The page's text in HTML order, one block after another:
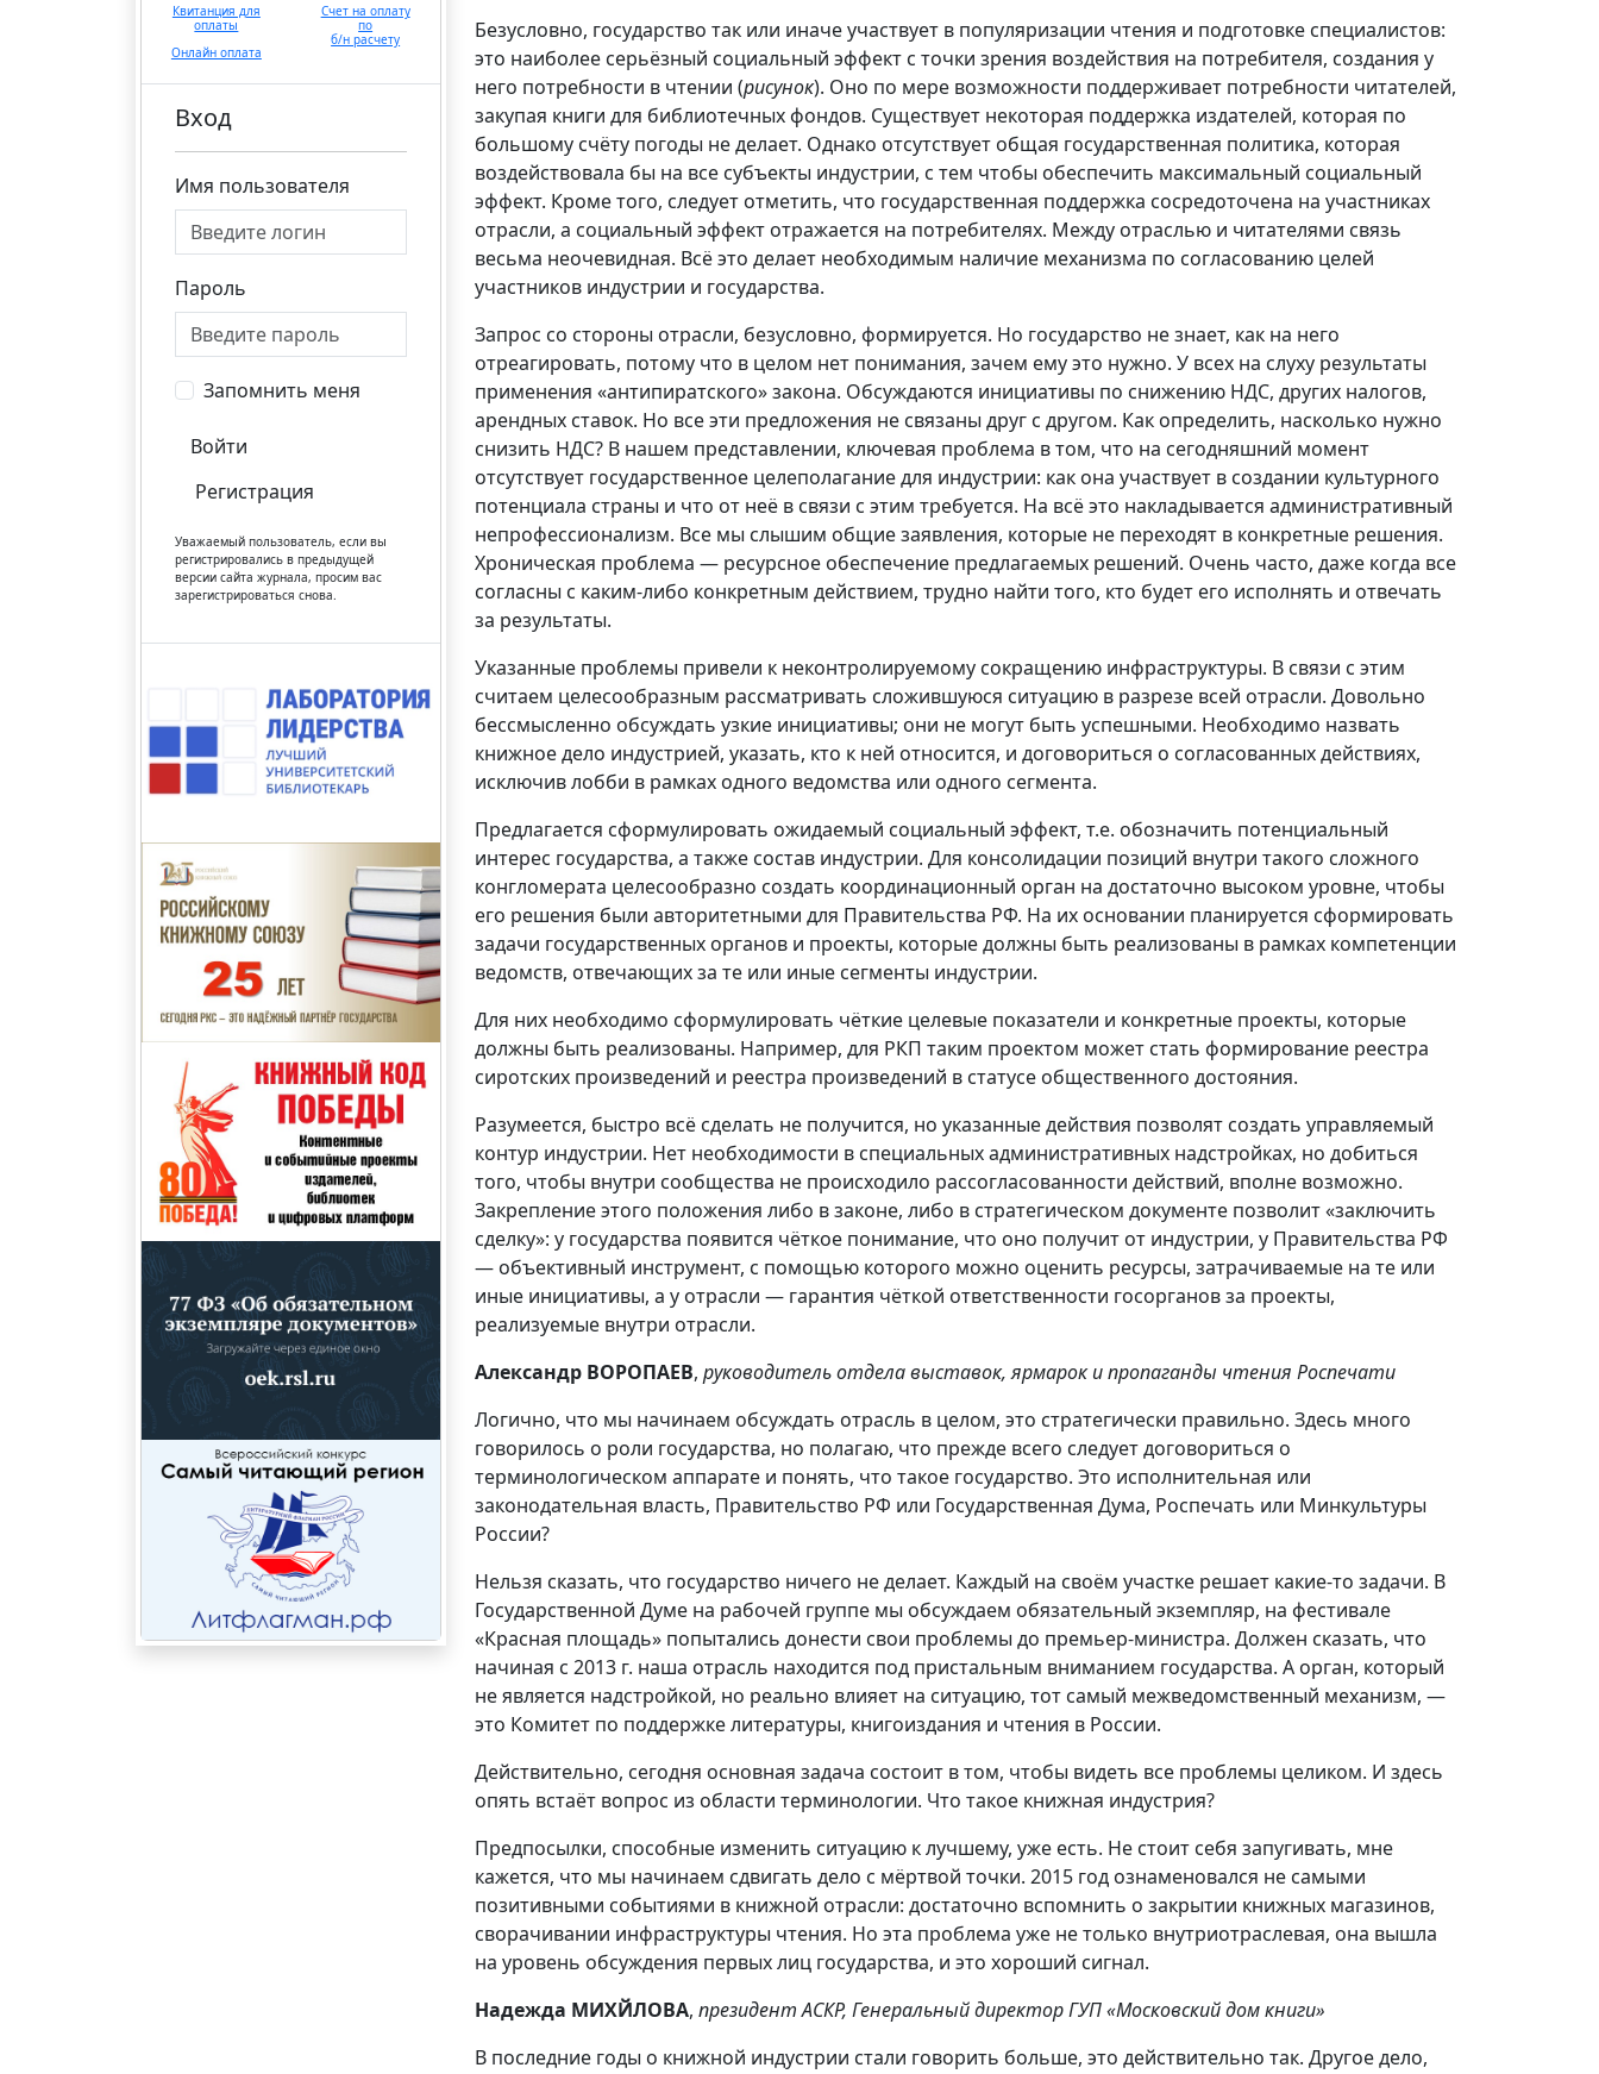
Квитанция для
оплаты
Онлайн оплата
Счет на оплату
по
б/н расчету
Вход
Имя пользователя
Пароль
Запомнить меня
Войти
Регистрация
Уважаемый пользователь, если вы
регистрировались в предыдущей
версии сайта журнала, просим вас
зарегистрироваться снова.
Безусловно, государство так или иначе участвует в популяризации чтения и подготовке специалистов:
это наиболее серьёзный социальный эффект с точки зрения воздействия на потребителя, создания у
него потребности в чтении (рисунок). Оно по мере возможности поддерживает потребности читателей,
закупая книги для библиотечных фондов. Существует некоторая поддержка издателей, которая по
большому счёту погоды не делает. Однако отсутствует общая государственная политика, которая
воздействовала бы на все субъекты индустрии, с тем чтобы обеспечить максимальный социальный
эффект. Кроме того, следует отметить, что государственная поддержка сосредоточена на участниках
отрасли, а социальный эффект отражается на потребителях. Между отраслью и читателями связь
весьма неочевидная. Всё это делает необходимым наличие механизма по согласованию целей
участников индустрии и государства.
Запрос со стороны отрасли, безусловно, формируется. Но государство не знает, как на него
отреагировать, потому что в целом нет понимания, зачем ему это нужно. У всех на слуху результаты
применения «антипиратского» закона. Обсуждаются инициативы по снижению НДС, других налогов,
арендных ставок. Но все эти предложения не связаны друг с другом. Как определить, насколько нужно
снизить НДС? В нашем представлении, ключевая проблема в том, что на сегодняшний момент
отсутствует государственное целеполагание для индустрии: как она участвует в создании культурного
потенциала страны и что от неё в связи с этим требуется. На всё это накладывается административный
непрофессионализм. Все мы слышим общие заявления, которые не переходят в конкретные решения.
Хроническая проблема — ресурсное обеспечение предлагаемых решений. Очень часто, даже когда все
согласны с каким-либо конкретным действием, трудно найти того, кто будет его исполнять и отвечать
за результаты.
Указанные проблемы привели к неконтролируемому сокращению инфраструктуры. В связи с этим
считаем целесообразным рассматривать сложившуюся ситуацию в разрезе всей отрасли. Довольно
бессмысленно обсуждать узкие инициативы; они не могут быть успешными. Необходимо назвать
книжное дело индустрией, указать, кто к ней относится, и договориться о согласованных действиях,
исключив лобби в рамках одного ведомства или одного сегмента.
Предлагается сформулировать ожидаемый социальный эффект, т.е. обозначить потенциальный
интерес государства, а также состав индустрии. Для консолидации позиций внутри такого сложного
конгломерата целесообразно создать координационный орган на достаточно высоком уровне, чтобы
его решения были авторитетными для Правительства РФ. На их основании планируется сформировать
задачи государственных органов и проекты, которые должны быть реализованы в рамках компетенции
ведомств, отвечающих за те или иные сегменты индустрии.
Для них необходимо сформулировать чёткие целевые показатели и конкретные проекты, которые
должны быть реализованы. Например, для РКП таким проектом может стать формирование реестра
сиротских произведений и реестра произведений в статусе общественного достояния.
Разумеется, быстро всё сделать не получится, но указанные действия позволят создать управляемый
контур индустрии. Нет необходимости в специальных административных надстройках, но добиться
того, чтобы внутри сообщества не происходило рассогласованности действий, вполне возможно.
Закрепление этого положения либо в законе, либо в стратегическом документе позволит «заключить
сделку»: у государства появится чёткое понимание, что оно получит от индустрии, у Правительства РФ
— объективный инструмент, с помощью которого можно оценить ресурсы, затрачиваемые на те или
иные инициативы, а у отрасли — гарантия чёткой ответственности госорганов за проекты,
реализуемые внутри отрасли.
Александр ВОРОПАЕВ, руководитель отдела выставок, ярмарок и пропаганды чтения Роспечати
Логично, что мы начинаем обсуждать отрасль в целом, это стратегически правильно. Здесь много
говорилось о роли государства, но полагаю, что прежде всего следует договориться о
терминологическом аппарате и понять, что такое государство. Это исполнительная или
законодательная власть, Правительство РФ или Государственная Дума, Роспечать или Минкультуры
России?
Нельзя сказать, что государство ничего не делает. Каждый на своём участке решает какие-то задачи. В
Государственной Думе на рабочей группе мы обсуждаем обязательный экземпляр, на фестивале
«Красная площадь» попытались донести свои проблемы до премьер-министра. Должен сказать, что
начиная с 2013 г. наша отрасль находится под пристальным вниманием государства. А орган, который
не является надстройкой, но реально влияет на ситуацию, тот самый межведомственный механизм, —
это Комитет по поддержке литературы, книгоиздания и чтения в России.
Действительно, сегодня основная задача состоит в том, чтобы видеть все проблемы целиком. И здесь
опять встаёт вопрос из области терминологии. Что такое книжная индустрия?
Предпосылки, способные изменить ситуацию к лучшему, уже есть. Не стоит себя запугивать, мне
кажется, что мы начинаем сдвигать дело с мёртвой точки. 2015 год ознаменовался не самыми
позитивными событиями в книжной отрасли: достаточно вспомнить о закрытии книжных магазинов,
сворачивании инфраструктуры чтения. Но эта проблема уже не только внутриотраслевая, она вышла
на уровень обсуждения первых лиц государства, и это хороший сигнал.
Надежда МИХЙЛОВА, президент АСКР, Генеральный директор ГУП «Московский дом книги»
В последние годы о книжной индустрии стали говорить больше, это действительно так. Другое дело,